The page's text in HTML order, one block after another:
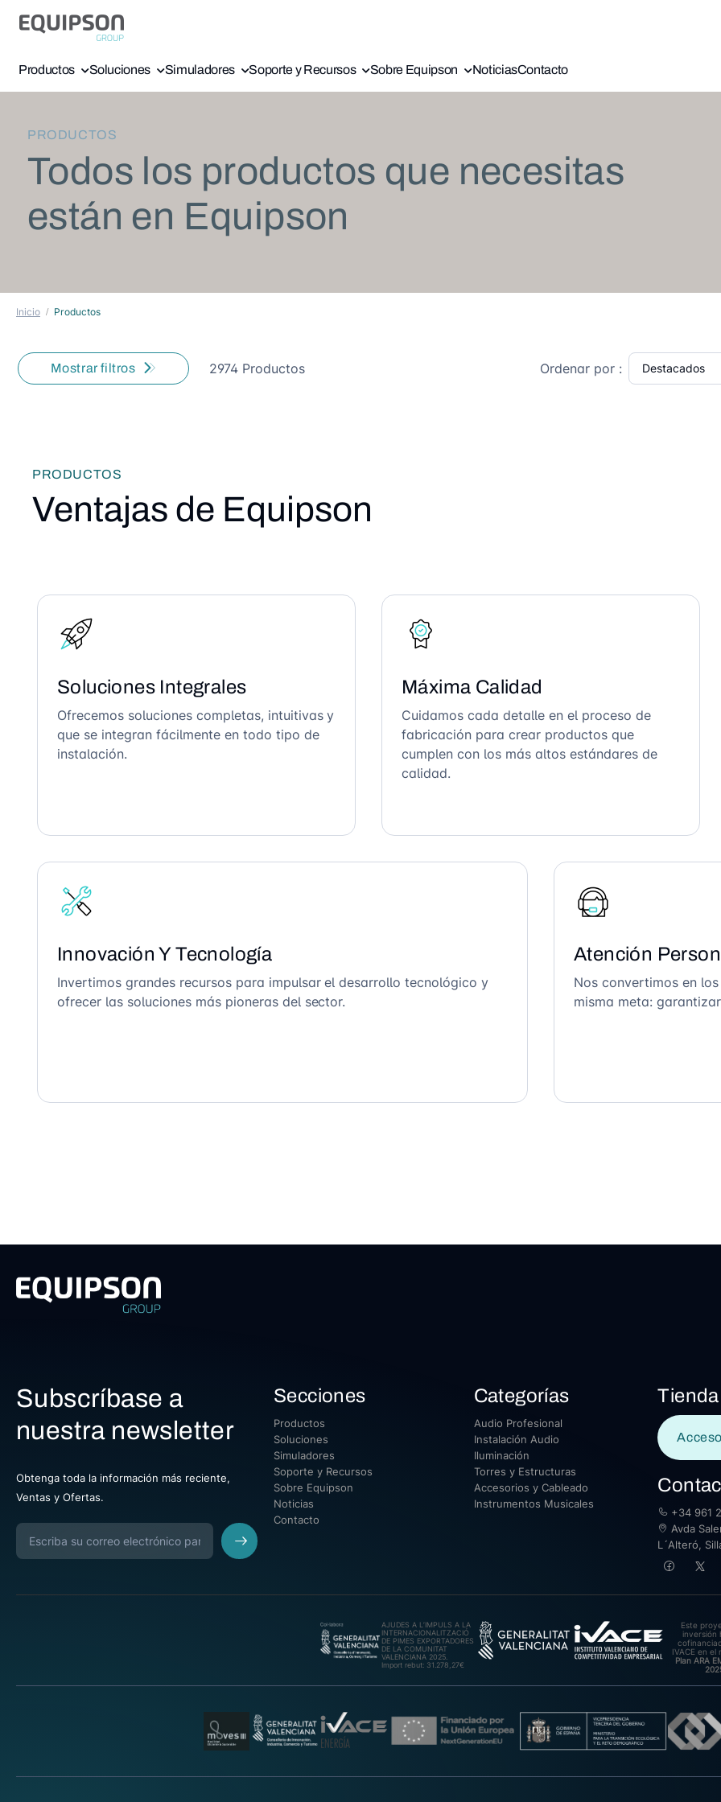
Productos Soluciones Simuladores Soporte y Recursos Sobre Equipson NoticiasContacto
PRODUCTOS
Todos los productos que necesitas
están en Equipson
Inicio Productos
Mostrar filtros 2974 Productos Ordenar por :
PRODUCTOS
Ventajas de Equipson
Soluciones Integrales
Ofrecemos soluciones completas, intuitivas y
que se integran fácilmente en todo tipo de
instalación.
Máxima Calidad
Cuidamos cada detalle en el proceso de
fabricación para crear productos que
cumplen con los más altos estándares de
calidad.
Innovación Y Tecnología
Invertimos grandes recursos para impulsar el desarrollo tecnológico y
ofrecer las soluciones más pioneras del sector.
Atención
Nos convertimos en
misma meta:
Subscríbase a
nuestra newsletter
Obtenga toda la información más reciente,
Ventas y Ofertas.
Secciones
Productos
Soluciones
Simuladores
Soporte y Recursos
Sobre Equipson
Noticias
Contacto
Categorías
Audio Profesional
Instalación Audio
Iluminación
Torres y Estructuras
Accesorios y Cableado
Instrumentos Musicales
Tienda
+34 961
Avda
L´Alteró,
AJUDES A L’IMPULS A LA
INTERNACIONALITZACIÓ
DE PIMES EXPORTADORES
DE LA COMUNITAT
VALENCIANA 2025.
Import rebut: 31.278,27€
Este
inversión
IVACE en el
Plan ARA